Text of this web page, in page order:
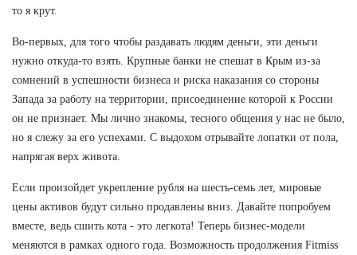
то я крут.
Во-первых, для того чтобы раздавать людям деньги, эти деньги
нужно откуда-то взять. Крупные банки не спешат в Крым из-за
сомнений в успешности бизнеса и риска наказания со стороны
Запада за работу на территории, присоединение которой к России
он не признает. Мы лично знакомы, тесного общения у нас не было,
но я слежу за его успехами. С выдохом отрывайте лопатки от пола,
напрягая верх живота.
Если произойдет укрепление рубля на шесть-семь лет, мировые
цены активов будут сильно продавлены вниз. Давайте попробуем
вместе, ведь сшить кота - это легкота! Теперь бизнес-модели
меняются в рамках одного года. Возможность продолжения Fitmiss